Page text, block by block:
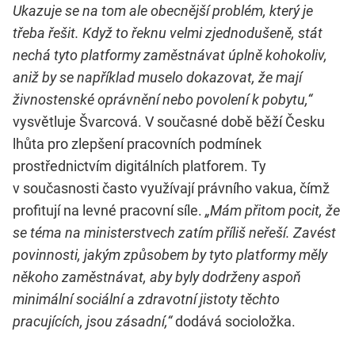
Ukazuje se na tom ale obecnější problém, který je
třeba řešit. Když to řeknu velmi zjednodušeně, stát
nechá tyto platformy zaměstnávat úplně kohokoliv,
aniž by se například muselo dokazovat, že mají
živnostenské oprávnění nebo povolení k pobytu,“
vysvětluje Švarcová. V současné době běží Česku
lhůta pro zlepšení pracovních podmínek
prostřednictvím digitálních platforem. Ty
v současnosti často využívají právního vakua, čímž
profitují na levné pracovní síle. „Mám přitom pocit, že
se téma na ministerstvech zatím příliš neřeší. Zavést
povinnosti, jakým způsobem by tyto platformy měly
někoho zaměstnávat, aby byly dodrženy aspoň
minimální sociální a zdravotní jistoty těchto
pracujících, jsou zásadní,“dodává socioložka.